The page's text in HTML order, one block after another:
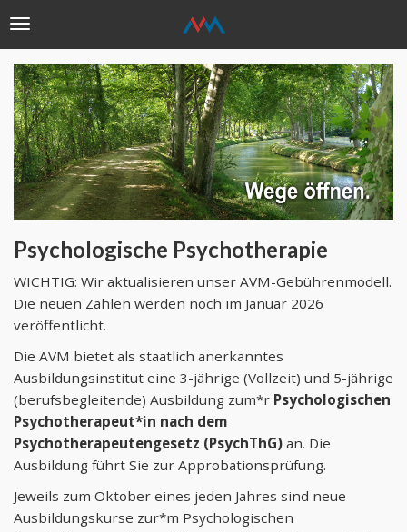
Direkt
zum
Inhalt
Toggle
navigation
Psychologische Psychotherapie
WICHTIG: Wir aktualisieren unser AVM-Gebührenmodell.
Die neuen Zahlen werden noch im Januar 2026
veröffentlicht.
Die AVM bietet als staatlich anerkanntes
Ausbildungsinstitut eine 3-jährige (Vollzeit) und 5-jährige
(berufsbegleitende) Ausbildung zum*r Psychologischen
Psychotherapeut*in nach dem
Psychotherapeutengesetz (PsychThG) an. Die
Ausbildung führt Sie zur Approbationsprüfung.
Jeweils zum Oktober eines jeden Jahres sind neue
Ausbildungskurse zur*m Psychologischen